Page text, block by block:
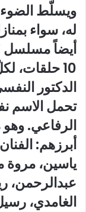
ويسلّط الضوء
له، سواء
أيضاً مسلسل
10
الدكتور
تحمل الاسم
الرفاعي.
أبرزهم:
ياسين،
عبدالرحمن،
الغامدي،